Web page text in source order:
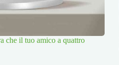
che il tuo amico a quattro